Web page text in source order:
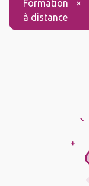
Formation
à distance
×